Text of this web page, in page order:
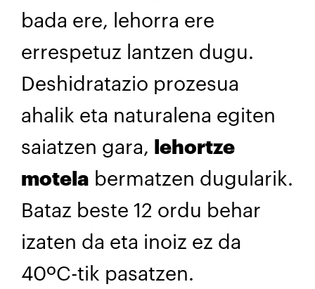
bada ere, lehorra ere
errespetuz lantzen dugu.
Deshidratazio prozesua
ahalik eta naturalena egiten
saiatzen gara,
lehortze
motela bermatzen dugularik.
Bataz beste 12 ordu behar
izaten da eta inoiz ez da
40ºC-tik pasatzen.